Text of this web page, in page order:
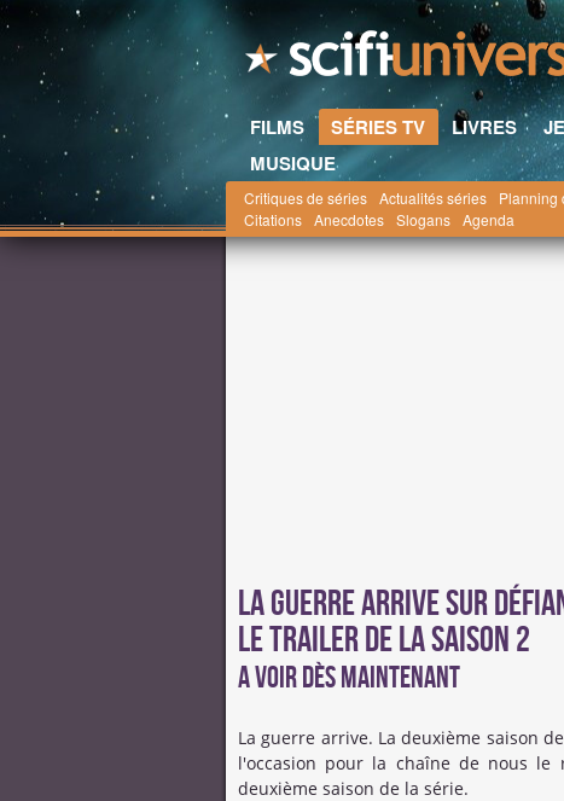
FILMS SÉRIES TV LIVRES
MUSIQUE
Critiques de séries Actualités séries Planning
Citations Anecdotes Slogans Agenda
Scifi-Universe.com Séries TV Actualités avril
La guerre arrive sur
le trailer de la saison 2
A voir dès maintenant
La guerre arrive. La deuxième saison
l'occasion pour la chaîne de nous le
deuxième saison de la série.